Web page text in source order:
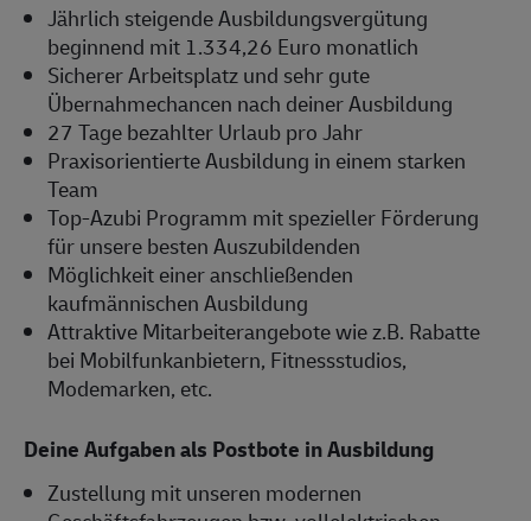
Jährlich steigende Ausbildungsvergütung
beginnend mit 1.334,26 Euro monatlich
Sicherer Arbeitsplatz und sehr gute
Übernahmechancen nach deiner Ausbildung
27 Tage bezahlter Urlaub pro Jahr
Praxisorientierte Ausbildung in einem starken
Team
Top-Azubi Programm mit spezieller Förderung
für unsere besten Auszubildenden
Möglichkeit einer anschließenden
kaufmännischen Ausbildung
Attraktive Mitarbeiterangebote wie z.B. Rabatte
bei Mobilfunkanbietern, Fitnessstudios,
Modemarken, etc.
Deine Aufgaben als Postbote in Ausbildung
Zustellung mit unseren modernen